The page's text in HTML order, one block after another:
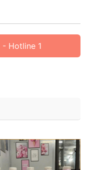
- Hotline 1